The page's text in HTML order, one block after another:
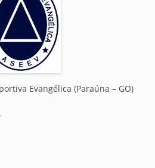
Evangélica (Paraúna – GO)